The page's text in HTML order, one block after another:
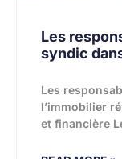
Les
syndic
Les
l’immobilier
et financière